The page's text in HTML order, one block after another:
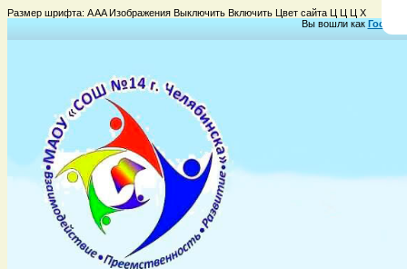
Размер шрифта: AAAИзображения Выключить Включить Цвет сайта Ц Ц Ц Х
Вы вошли как Гость